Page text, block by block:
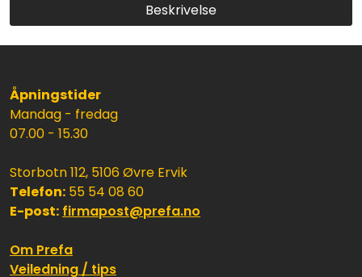
Beskrivelse
Åpningstider
Mandag - fredag
07.00 - 15.30
Storbotn 112, 5106 Øvre Ervik
Telefon: 55 54 08 60
E-post: firmapost@prefa.no
Om Prefa
Veiledning / tips